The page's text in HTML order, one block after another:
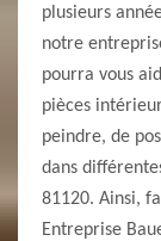
plusieurs
notre
pourra vous
pièces
peindre, de
dans
81120. Ainsi,
Entreprise